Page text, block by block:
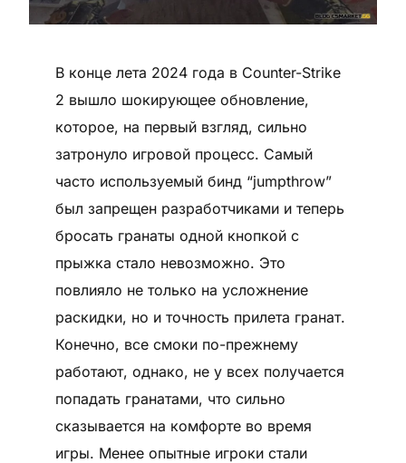
В конце лета 2024 года в Counter-Strike
2 вышло шокирующее обновление,
которое, на первый взгляд, сильно
затронуло игровой процесс. Самый
часто используемый бинд “jumpthrow”
был запрещен разработчиками и теперь
бросать гранаты одной кнопкой с
прыжка стало невозможно. Это
повлияло не только на усложнение
раскидки, но и точность прилета гранат.
Конечно, все смоки по-прежнему
работают, однако, не у всех получается
попадать гранатами, что сильно
сказывается на комфорте во время
игры. Менее опытные игроки стали